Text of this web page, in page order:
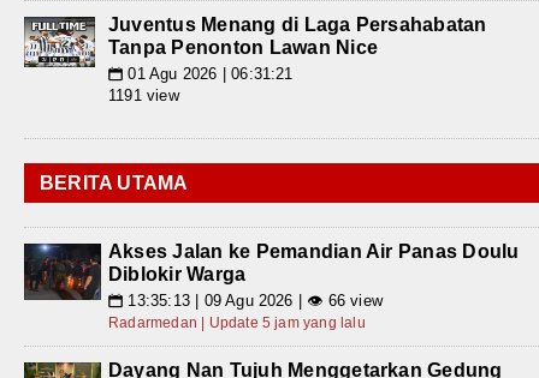
Juventus Menang di Laga Persahabatan
Tanpa Penonton Lawan Nice
📅 01 Agu 2026 | 06:31:21
1191 view
BERITA UTAMA
Akses Jalan ke Pemandian Air Panas Doulu
Diblokir Warga
📅 13:35:13 | 09 Agu 2026 | 👁 66 view
Radarmedan | Update 5 jam yang lalu
Dayang Nan Tujuh Menggetarkan Gedung